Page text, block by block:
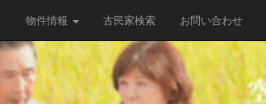
物件情報 古民家検索 お問い合わせ